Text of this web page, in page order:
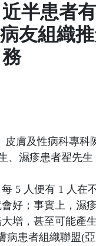
半患者
友組織
務
膚及性病科專科
、濕疹患者翟先生
5 人便有 1 人在
好；事實上，濕
增，甚至可能產
患者組織聯盟(